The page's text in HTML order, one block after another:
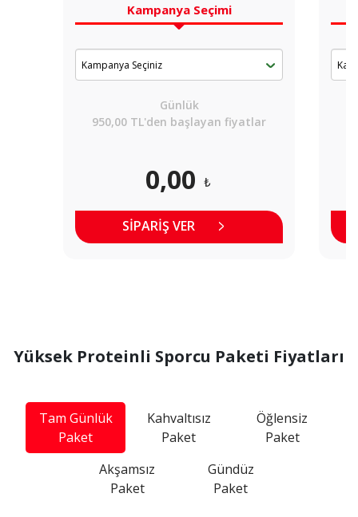
Kampanya Seçimi
Günlük
950,00 TL'den başlayan fiyatlar
0,00
SİPARİŞ VER
Yüksek Proteinli Sporcu Paketi Fiyatları
Tam Günlük
Paket
Kahvaltısız
Paket
Öğlensiz
Paket
Akşamsız
Paket
Gündüz
Paket